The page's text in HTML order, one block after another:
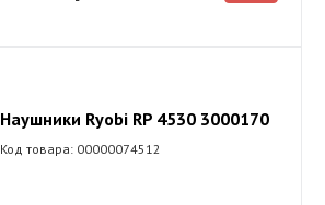
Наушники Ryobi RP 4530 3000170
Код товара: 00000074512